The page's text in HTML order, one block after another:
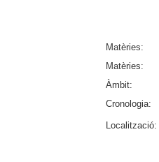
Matèries:
Matèries:
Àmbit:
Cronologia:
Localització: